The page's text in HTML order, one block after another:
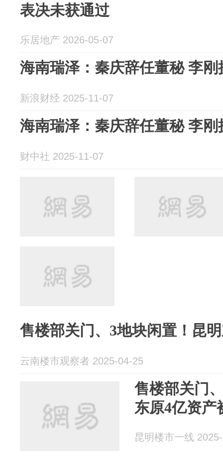
表决未获通过
乐居地产 2026-05-07
海南瑞泽：秦庆辞
新浪财经 2025-11-07
海南瑞泽：秦庆辞任董秘 李刚
财中社 2025-11-07
售楼部关门、3地块闲置！昆
云南楼市观察者 2025-04-25
售楼部关门
东原4亿资产
昆明楼市一线